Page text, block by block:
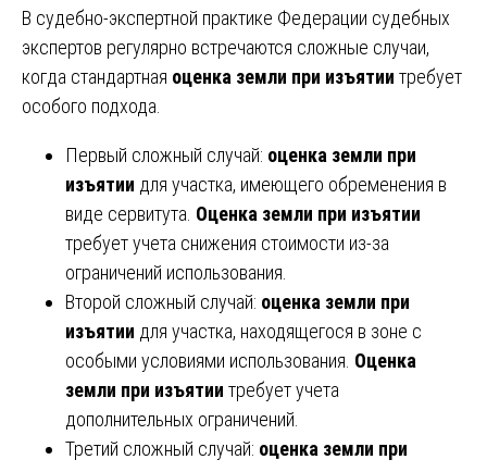
В судебно-экспертной практике Федерации судебных
экспертов регулярно встречаются сложные случаи,
когда стандартная оценка земли при изъятии требует
особого подхода.
Первый сложный случай: оценка земли при
изъятии для участка, имеющего обременения в
виде сервитута. Оценка земли при изъятии
требует учета снижения стоимости из-за
ограничений использования.
Второй сложный случай: оценка земли при
изъятии для участка, находящегося в зоне с
особыми условиями использования. Оценка
земли при изъятии требует учета
дополнительных ограничений.
Третий сложный случай: оценка земли при